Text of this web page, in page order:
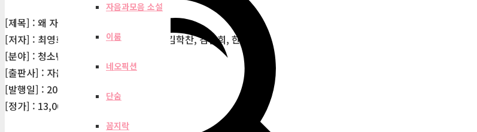
자음과모음 소설
이룸
네오픽션
단숨
꼼지락
[제목] : 왜 자꾸 나만 따라와(청소년문학78)
[저자] : 최영희, 이희영, 이송현, 최양선, 김학찬, 김선희, 한정영
[분야] : 청소년문학
[출판사] : 자음과모음
[발행일] : 2020-03-20
[정가] : 13,000원